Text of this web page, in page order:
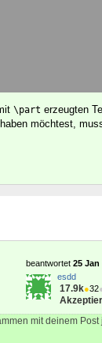
\part erzeugten
haben möchtest,
beantwortet 25 Jan
esdd
17.9k●32
mit deinem Post